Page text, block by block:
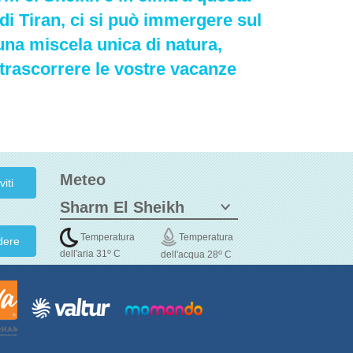
Tiran, ci si può immergere sul
miscela unica di natura,
le vostre vacanze
Meteo
Temperatura
dell'aria 31o C
Temperatura
dell'acqua 28oC